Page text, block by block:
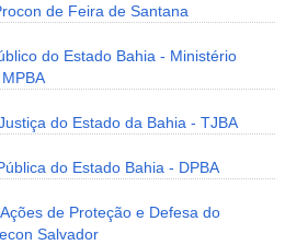
de Feira de Santana
do Estado Bahia - Ministério
do Estado da Bahia - TJBA
do Estado Bahia - DPBA
de Proteção e Defesa do
Salvador